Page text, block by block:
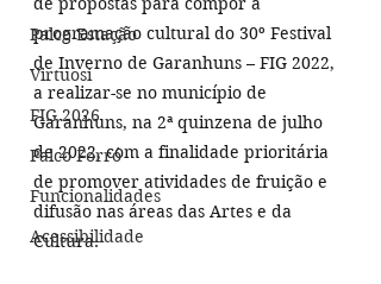
Palco Estação
Virtuosi
FIG 2026
Palco Forró
Funcionalidades
Acessibilidade
programação cultural do 30º Festival
de Inverno de Garanhuns – FIG 2022,
a realizar-se no município de
Garanhuns, na 2ª quinzena de julho
de 2022, com a finalidade prioritária
de promover atividades de fruição e
difusão nas áreas das Artes e da
Cultura.